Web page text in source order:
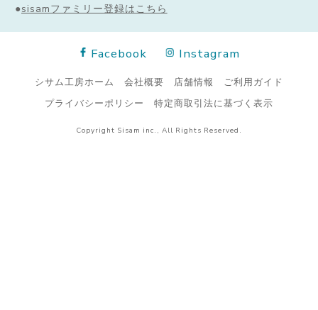
●sisamファミリー登録はこちら
Facebook Instagram
シサム工房ホーム 会社概要 店舗情報
ご利用ガイド
プライバシーポリシー
特定商取引法に基づく表示
Copyright Sisam inc., All Rights Reserved.